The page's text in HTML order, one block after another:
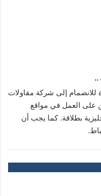
..
إلى شركة مقاولات
على العمل في مواقع
بطلاقة. كما يجب أن